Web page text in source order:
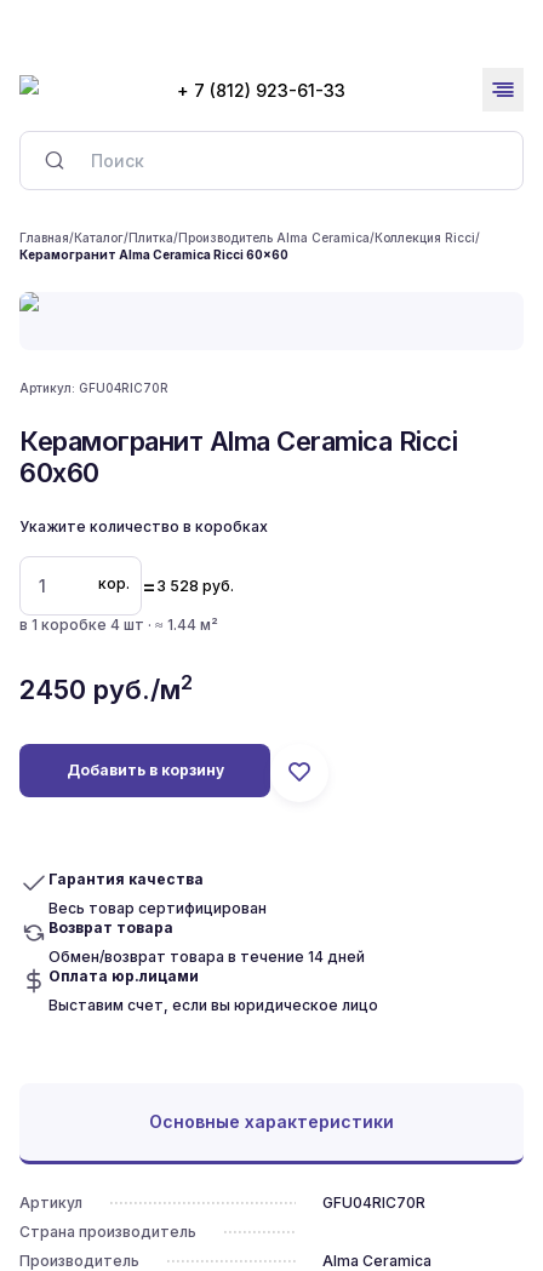
+ 7 (812) 923-61-33
Главная/Каталог/Плитка/Производитель Alma Ceramica/Коллекция Ricci/
Керамогранит Alma Ceramica Ricci 60x60
Артикул: GFU04RIC70R
Керамогранит Alma Ceramica Ricci
60x60
Укажите количество в коробках
кор. = 3 528 руб.
в 1 коробке 4 шт · ≈ 1.44 м²
2450 руб./м2
Добавить в корзину
Гарантия качества
Весь товар сертифицирован
Возврат товара
Обмен/возврат товара в течение 14 дней
Оплата юр.лицами
Выставим счет, если вы юридическое лицо
Основные характеристики
Артикул
GFU04RIC70R
Страна производитель
Производитель
Alma Ceramica